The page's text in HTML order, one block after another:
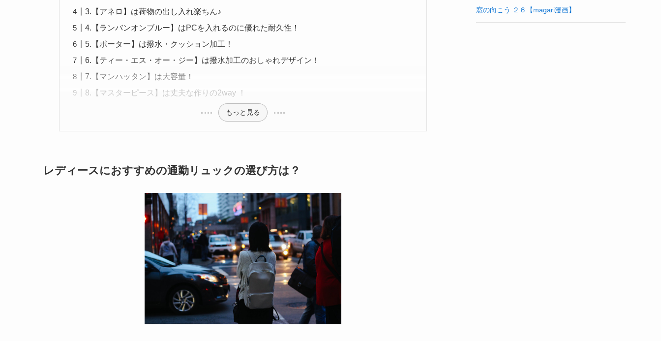
3.【アネロ】は荷物の出し入れ楽ちん♪
4.【ランバンオンブルー】はPCを入れるのに優れた耐久性！
5.【ポーター】は撥水・クッション加工！
6.【ティー・エス・オー・ジー】は撥水加工のおしゃれデザイン！
7.【マンハッタン】は大容量！
8.【マスターピース】は丈夫な作りの2way ！
もっと見る
レディースにおすすめの通勤リュックの選び方は？
窓の向こう ２６【magari漫画】